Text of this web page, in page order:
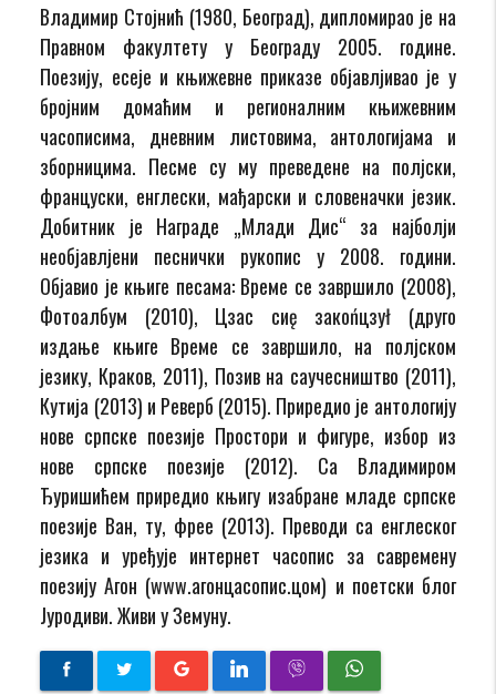
Владимир Стојнић (1980, Београд), дипломирао је на
Правном факултету у Београду 2005. године.
Поезију, есеје и књижевне приказе објавлјивао је у
бројним домаћим и регионалним књижевним
часописима, дневним листовима, антологијама и
зборницима. Песме су му преведене на полјски,
француски, енглески, мађарски и словеначки језик.
Добитник је Награде „Млади Дис“ за најболји
необјавлјени песнички рукопис у 2008. години.
Објавио је књиге песама: Време се завршило (2008),
Фотоалбум (2010), Цзас сиę закоńцзył (друго
издање књиге Време се завршило, на полјском
језику, Краков, 2011), Позив на саучесништво (2011),
Кутија (2013) и Реверб (2015). Приредио је антологију
нове српске поезије Простори и фигуре, избор из
нове српске поезије (2012). Са Владимиром
Ђуришићем приредио књигу изабране младе српске
поезије Ван, ту, фрее (2013). Преводи са енглеског
језика и уређује интернет часопис за савремену
поезију Агон (www.агонцасопис.цом) и поетски блог
Јуродиви. Живи у Земуну.